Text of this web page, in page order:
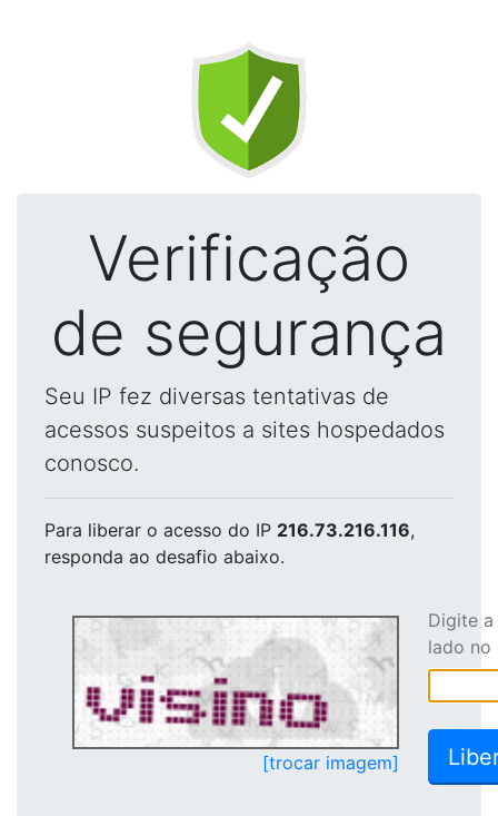
Verificação
de segurança
Seu IP fez diversas tentativas de
acessos suspeitos a sites hospedados
conosco.
Para liberar o acesso do IP 216.73.216.116,
responda ao desafio abaixo.
[trocar imagem]
Digite
lado no